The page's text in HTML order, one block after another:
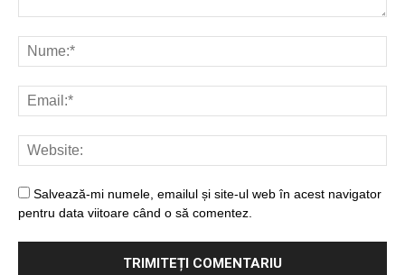
Salvează-mi numele, emailul și site-ul web în acest navigator
pentru data viitoare când o să comentez.